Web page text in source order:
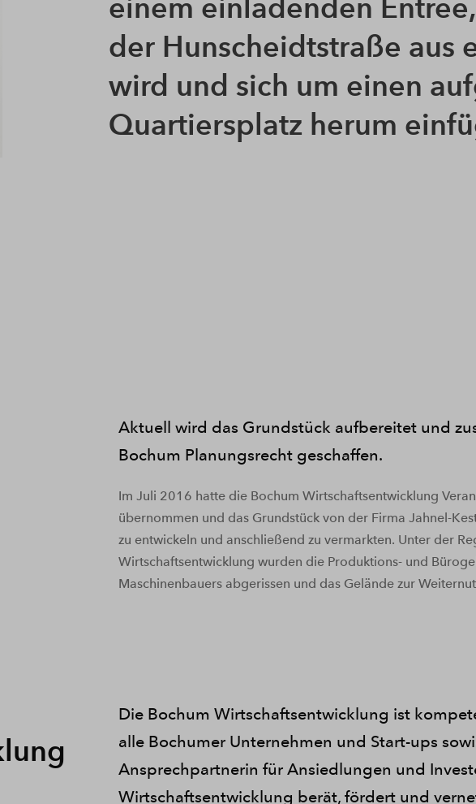
einem einladenden
der Hunscheidtstraße aus
wird und sich um einen
Quartiersplatz herum
Aktuell wird das Grundstück aufbereitet und
Bochum Planungsrecht geschaffen.
Im Juli 2016 hatte die Bochum Wirtschaftsentwicklung
übernommen und das Grundstück von der Firma Jahnel-
zu entwickeln und anschließend zu vermarkten. Unter der
Wirtschaftsentwicklung wurden die Produktions- und
Maschinenbauers abgerissen und das Gelände zur
Die Bochum Wirtschaftsentwicklung ist
alle Bochumer Unternehmen und Start-ups
Ansprechpartnerin für Ansiedlungen und
Wirtschaftsentwicklung berät, fördert und